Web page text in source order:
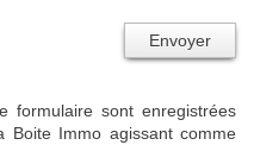
Envoyer
formulaire sont enregistrées
Boite Immo agissant comme